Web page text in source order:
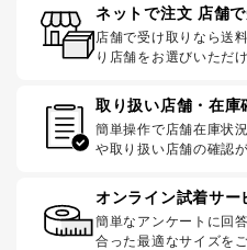
ネットで注文 店舗で
店舗で受け取りなら送
り店舗をお選びいただけ
取り扱い店舗・在庫
簡単操作で店舗在庫状
や取り扱い店舗の確認
オンライン試着サー
簡単なアンケートに回
合った最適なサイズを